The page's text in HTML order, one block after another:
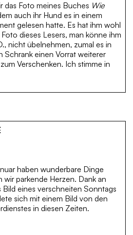
das Foto meines Buches Wie
auch ihr Hund es in einem
gelesen hatte. Es hat ihm wohl
dieses Lesers, man könne ihm
nicht übelnehmen, zumal es in
Schrank einen Vorrat weiterer
Verschenken. Ich stimme in
haben wunderbare Dinge
parkende Herzen. Dank an
Bild eines verschneiten Sonntags
sich mit einem Bild von den
in diesen Zeiten.